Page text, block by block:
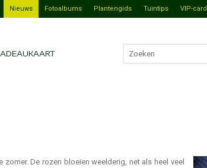
Nieuws Fotoalbums Plantengids Tuintips VIP-card
De rozen bloeien weelderig, net als heel veel